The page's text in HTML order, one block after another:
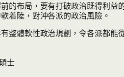
的布局，要有打破政治既得利益
着陸，對沖各派的政治風險。
整體軟性政治規劃，令各派都能
士